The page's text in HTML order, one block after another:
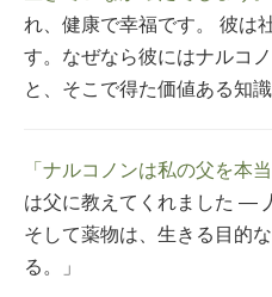
れ、健康で幸福です。 彼は
す。なぜなら彼にはナルコ
と、そこで得た価値ある知
「ナルコノンは私の父を本
は父に教えてくれました ―
そして薬物は、生きる目的
る。」